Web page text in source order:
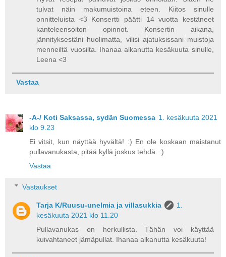
tulvat näin makumuistoina eteen. Kiitos sinulle
onnitteluista <3 Konsertti päätti 14 vuotta kestäneet
kanteleensoiton opinnot. Konsertin aikana,
jännityksestäni huolimatta, vilisi ajatuksissani muistoja
menneiltä vuosilta. Ihanaa alkanutta kesäkuuta sinulle,
Leena <3
Vastaa
-A-/ Koti Saksassa, sydän Suomessa 1. kesäkuuta 2021
klo 9.23
Ei vitsit, kun näyttää hyvältä! :) En ole koskaan maistanut
pullavanukasta, pitää kyllä joskus tehdä. :)
Vastaa
Vastaukset
Tarja K/Ruusu-unelmia ja villasukkia
1.
kesäkuuta 2021 klo 11.20
Pullavanukas on herkullista. Tähän voi käyttää
kuivahtaneet jämäpullat. Ihanaa alkanutta kesäkuuta!